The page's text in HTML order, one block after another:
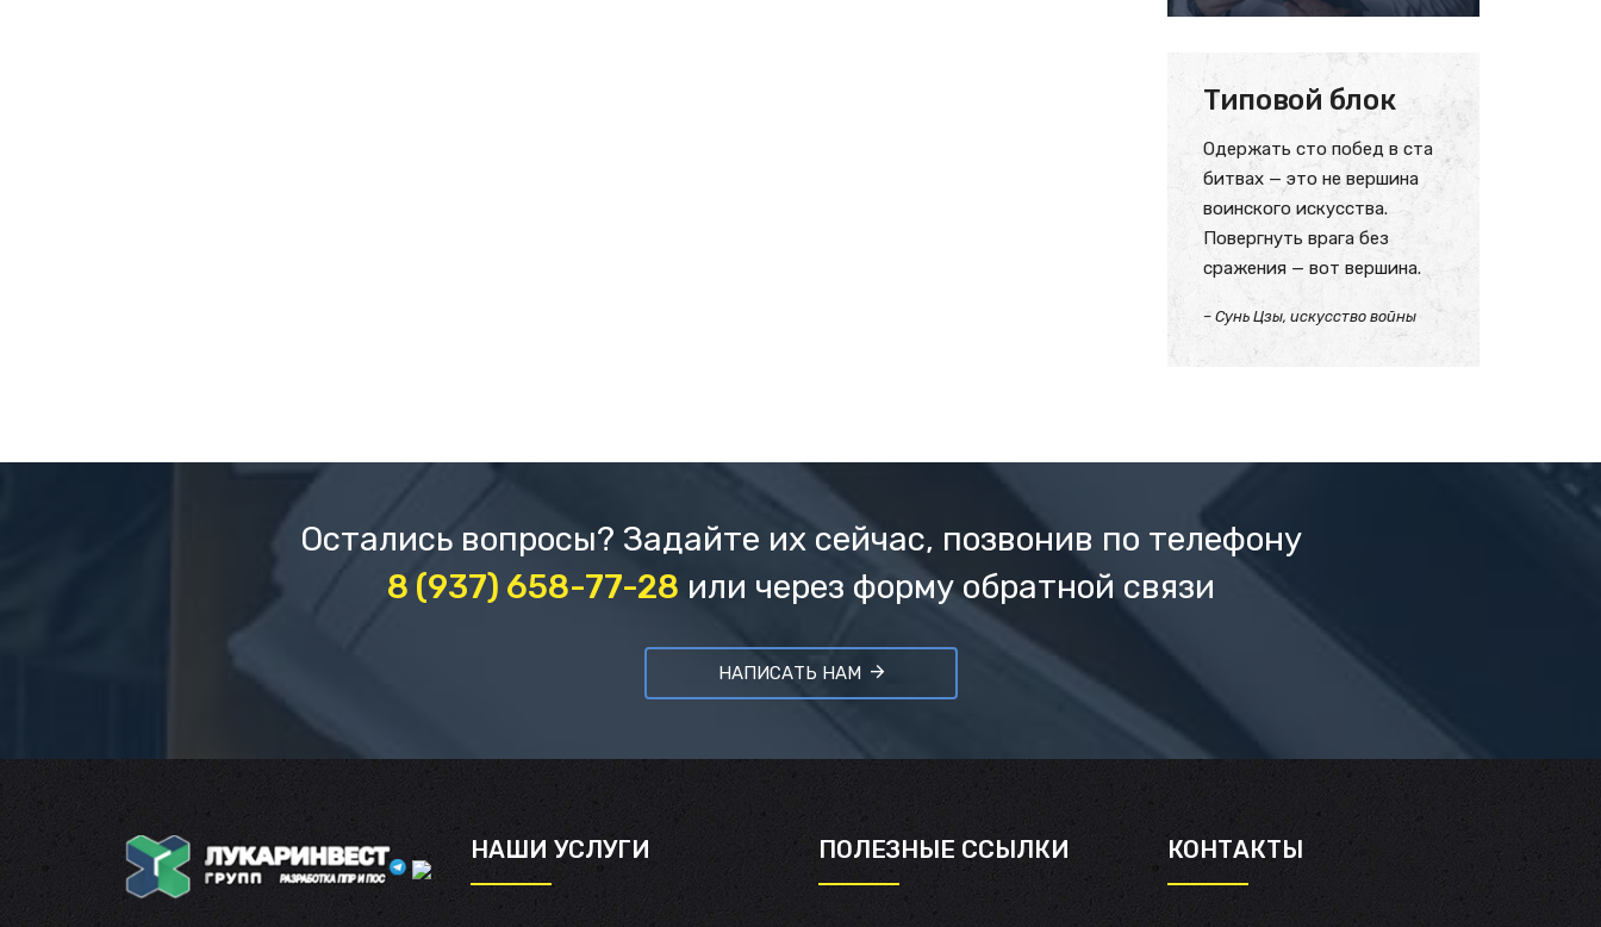
Типовой блок
Одержать сто побед в ста
битвах — это не вершина
воинского искусства.
Повергнуть врага без
сражения — вот вершина.
– Сунь Цзы, искусство войны
Остались вопросы? Задайте их сейчас, позвонив по телефону
8 (937) 658-77-28 или через форму обратной связи
НАПИСАТЬ НАМ
НАШИ УСЛУГИ ПОЛЕЗНЫЕ ССЫЛКИ КОНТАКТЫ